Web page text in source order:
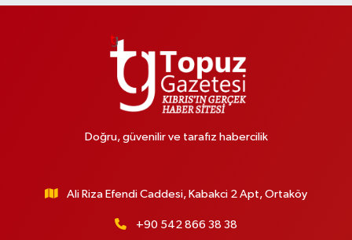
Doğru, güvenilir ve tarafız habercilik
Ali Riza Efendi Caddesi, Kabakci 2 Apt, Ortaköy
+90 542 866 38 38